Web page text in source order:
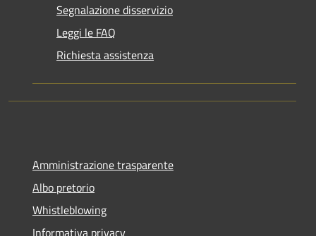
Segnalazione disservizio
Leggi le FAQ
Richiesta assistenza
Amministrazione trasparente
Albo pretorio
Whistleblowing
Informativa privacy